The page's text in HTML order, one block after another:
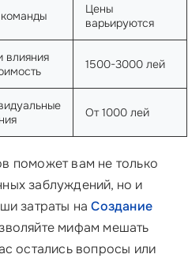
Цены
варьируются
влияния
1500-3000 лей
От 1000 лей
поможет вам не только
заблуждений, но и
затраты наСоздание
мифам мешать
остались вопросы или